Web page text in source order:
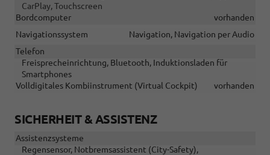
CarPlay, Touchscreen
Bordcomputer
vorhanden
Navigationssystem
Navigation, Navigation per Audio
Telefon
Freisprecheinrichtung, Bluetooth, Induktionsladen für
Smartphones
Volldigitales Kombiinstrument (Virtual Cockpit)
vorhanden
SICHERHEIT & ASSISTENZ
Assistenzsysteme
Regensensor, Notbremsassistent (City-Safety),